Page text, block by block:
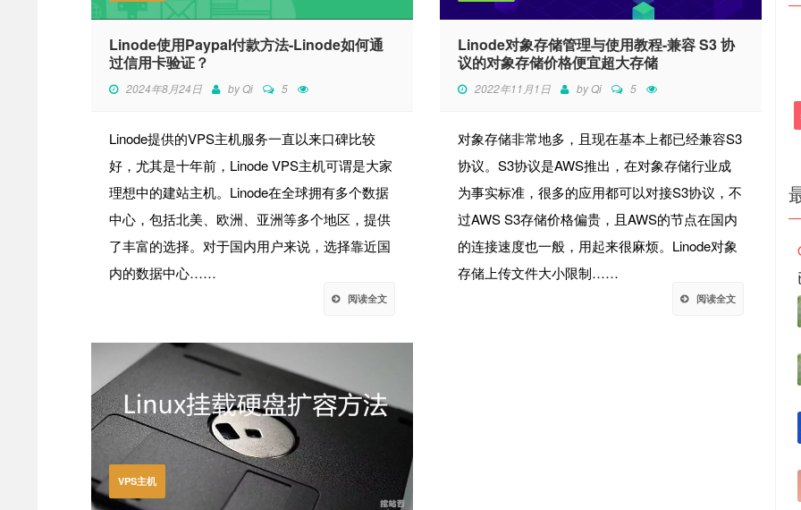
Linode使用Paypal付款方法-Linode如何通
过信用卡验证？
2024年8月24日 byQi 5
Linode提供的VPS主机服务一直以来口碑比较
好，尤其是十年前，Linode VPS主机可谓是大家
理想中的建站主机。Linode在全球拥有多个数据
中心，包括北美、欧洲、亚洲等多个地区，提供
了丰富的选择。对于国内用户来说，选择靠近国
内的数据中心……
阅读全文
Linode对象存储管理与使用教程-兼容 S3 协
议的对象存储价格便宜超大存储
2022年11月1日 byQi 5
对象存储非常地多，且现在基本上都已经兼容S3
协议。S3协议是AWS推出，在对象存储行业成
为事实标准，很多的应用都可以对接S3协议，不
过AWS S3存储价格偏贵，且AWS的节点在国内
的连接速度也一般，用起来很麻烦。Linode对象
存储上传文件大小限制……
阅读全文
VPS主机